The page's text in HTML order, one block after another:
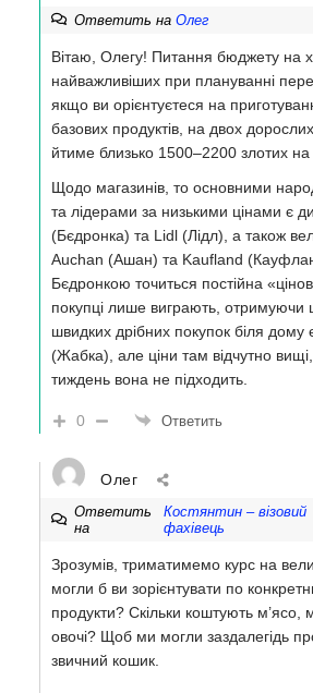
Ответить на Олег
Вітаю, Олегу! Питання бюджету на
найважливіших при плануванні
якщо ви орієнтуєтеся на
базових продуктів, на двох
йтиме близько 1500–2200 злотих на
Щодо магазинів, то основними
та лідерами за низькими цінами є
(Бєдронка) та Lidl (Лідл), а також
Auchan (Ашан) та Kaufland
Бєдронкою точиться постійна
покупці лише виграють, отримуючи
швидких дрібних покупок біля
(Жабка), але ціни там відчутно вищі,
тиждень вона не підходить.
0 Ответить
Олег
Ответить
на
Костянтин – візовий
фахівець
Зрозумів, триматимемо курс на
могли б ви зорієнтувати по
продукти? Скільки коштують м’ясо,
овочі? Щоб ми могли заздалегідь
звичний кошик.